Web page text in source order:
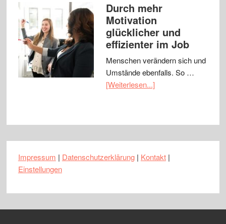
Durch mehr
Motivation
glücklicher und
effizienter im Job
Menschen verändern sich und
Umstände ebenfalls. So …
[Weiterlesen...]
Impressum | Datenschutzerklärung| Kontakt|
Einstellungen